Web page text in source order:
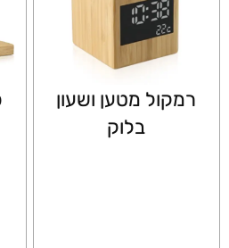
רמקול מטען ושעון
בלוק